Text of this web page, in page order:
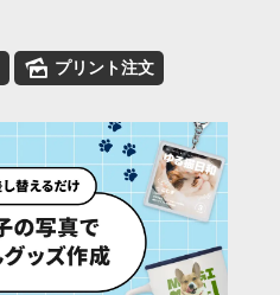
🌄 プリント注文